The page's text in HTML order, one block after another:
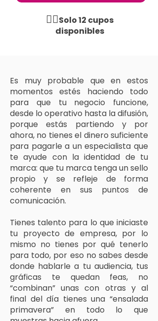
☝🏼Solo 12 cupos
disponibles
Es muy probable que en estos
momentos estés haciendo todo
para que tu negocio funcione,
desde lo operativo hasta la difusión,
porque estás partiendo y por
ahora, no tienes el dinero suficiente
para pagarle a un especialista que
te ayude con la identidad de tu
marca: que tu marca tenga un sello
propio y se refleje de forma
coherente en sus puntos de
comunicación.
Tienes talento para lo que iniciaste
tu proyecto de empresa, por lo
mismo no tienes por qué tenerlo
para todo, por eso no sabes desde
donde hablarle a tu audiencia, tus
gráficas te quedan feas, no
“combinan” unas con otras y al
final del día tienes una “ensalada
primavera” en todo lo que